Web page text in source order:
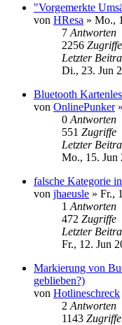
"Vorgemerkte
von HResa » Mo.,
7 Antworten
2256 Zugriffe
Letzter
Di., 23. Jun
Bluetooth
von OnlinePunker»
0 Antworten
551 Zugriffe
Letzter
Mo., 15. Jun
falsche Kategorie
von jhaeusle » Fr.,
1 Antworten
472 Zugriffe
Letzter
Fr., 12. Jun
Markierung von
geblieben?)
von Hotlineschreck
2 Antworten
1143 Zugriffe